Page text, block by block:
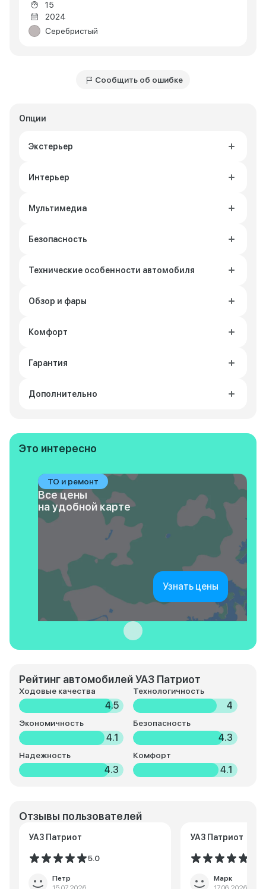
15
2024
Серебристый
Опции
Экстерьер
Интерьер
Мультимедиа
Безопасность
Технические особенности автомобиля
Обзор и фары
Комфорт
Гарантия
Дополнительно
Сообщить об ошибке
Это интересно
ТО и ремонт
Все цены
на удобной карте
Узнать цены
Рейтинг автомобилей УАЗ Патриот
Ходовые качества
4.5
Технологичность
4
Экономичность
4.1
Безопасность
4.3
Надежность
4.3
Комфорт
4.1
Отзывы пользователей
УАЗ Патриот
5.0
Петр
УАЗ Патриот
Марк